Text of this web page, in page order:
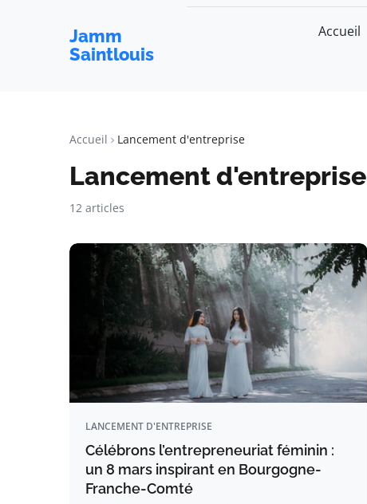
Jamm
Saintlouis
Accueil
Accueil Lancement d'entreprise
Lancement d'entreprise
12 articles
LANCEMENT D'ENTREPRISE
Célébrons l’entrepreneuriat féminin :
un 8 mars inspirant en Bourgogne-
Franche-Comté